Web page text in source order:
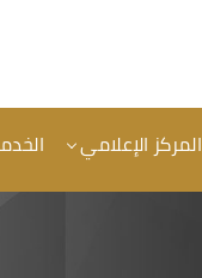
المركز الإعلامي